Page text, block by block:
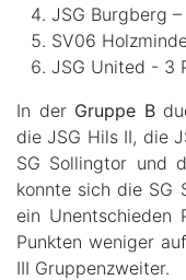
JSG Burgberg
SV06
JSG United - 3
In der Gruppe B
die JSG Hils II, die
SG Sollingtor und
konnte sich die SG
ein Unentschieden
Punkten weniger
III Gruppenzweiter.